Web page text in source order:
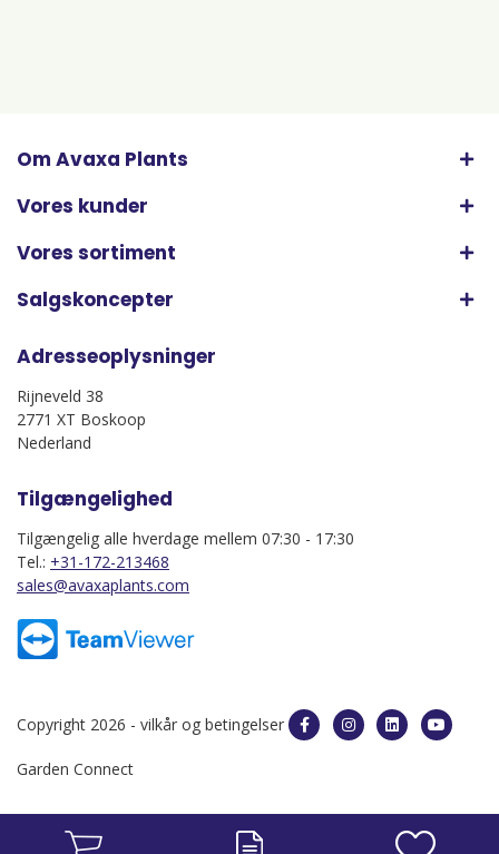
Om Avaxa Plants
Vores kunder
Vores sortiment
Salgskoncepter
Adresseoplysninger
Rijneveld 38
2771 XT Boskoop
Nederland
Tilgængelighed
Tilgængelig alle hverdage mellem 07:30 - 17:30
Tel.: +31-172-213468
sales@avaxaplants.com
Copyright 2026 - vilkår og betingelser
Garden Connect